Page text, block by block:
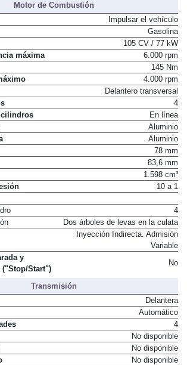
Motor de Combustión
Impulsar el vehículo
Gasolina
105 CV / 77 kW
máxima
6.000 rpm
145 Nm
4.000 rpm
Delantero transversal
4
En línea
Aluminio
Aluminio
78 mm
83,6 mm
1.598 cm³
10 a 1
4
Dos árboles de levas en la culata
Inyección Indirecta. Admisión
Variable
y
Start")
No
Transmisión
Delantera
Automático
4
No disponible
No disponible
No disponible